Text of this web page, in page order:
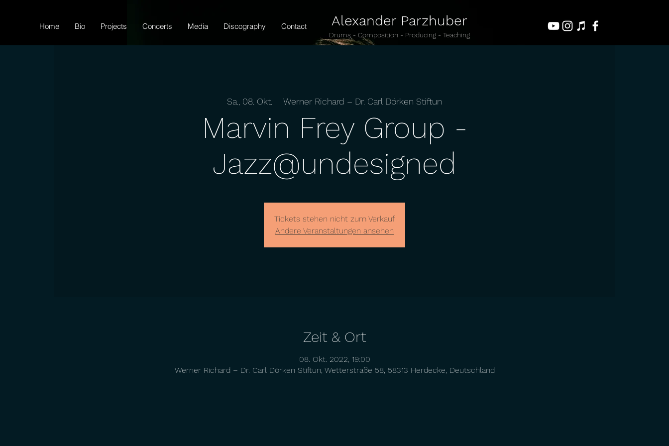
Home Bio Projects Concerts Media Discography Contact Alexander Parzhuber
Drums - Composition - Producing - Teaching
Sa., 08. Okt.
  |
Werner Richard – Dr. Carl Dörken Stiftun
Marvin Frey Group -
Jazz@undesigned
Tickets stehen nicht zum Verkauf
Andere Veranstaltungen ansehen
Zeit & Ort
08. Okt. 2022, 19:00
Werner Richard – Dr. Carl Dörken Stiftun, Wetterstraße 58, 58313 Herdecke, Deutschland